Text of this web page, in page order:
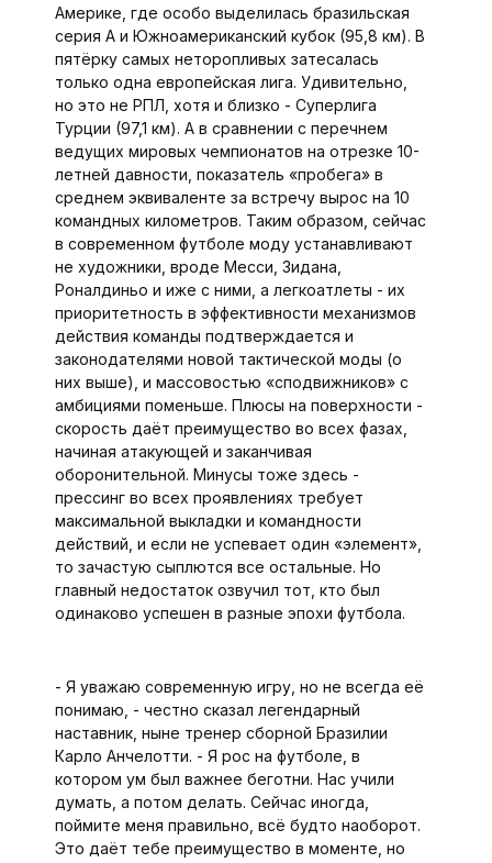
Америке, где особо выделилась бразильская
серия А и Южноамериканский кубок (95,8 км). В
пятёрку самых неторопливых затесалась
только одна европейская лига. Удивительно,
но это не РПЛ, хотя и близко - Суперлига
Турции (97,1 км). А в сравнении с перечнем
ведущих мировых чемпионатов на отрезке 10-
летней давности, показатель «пробега» в
среднем эквиваленте за встречу вырос на 10
командных километров. Таким образом, сейчас
в современном футболе моду устанавливают
не художники, вроде Месси, Зидана,
Роналдиньо и иже с ними, а легкоатлеты - их
приоритетность в эффективности механизмов
действия команды подтверждается и
законодателями новой тактической моды (о
них выше), и массовостью «сподвижников» с
амбициями поменьше. Плюсы на поверхности -
скорость даёт преимущество во всех фазах,
начиная атакующей и заканчивая
оборонительной. Минусы тоже здесь -
прессинг во всех проявлениях требует
максимальной выкладки и командности
действий, и если не успевает один «элемент»,
то зачастую сыплются все остальные. Но
главный недостаток озвучил тот, кто был
одинаково успешен в разные эпохи футбола.
- Я уважаю современную игру, но не всегда её
понимаю, - честно сказал легендарный
наставник, ныне тренер сборной Бразилии
Карло Анчелотти. - Я рос на футболе, в
котором ум был важнее беготни. Нас учили
думать, а потом делать. Сейчас иногда,
поймите меня правильно, всё будто наоборот.
Это даёт тебе преимущество в моменте, но